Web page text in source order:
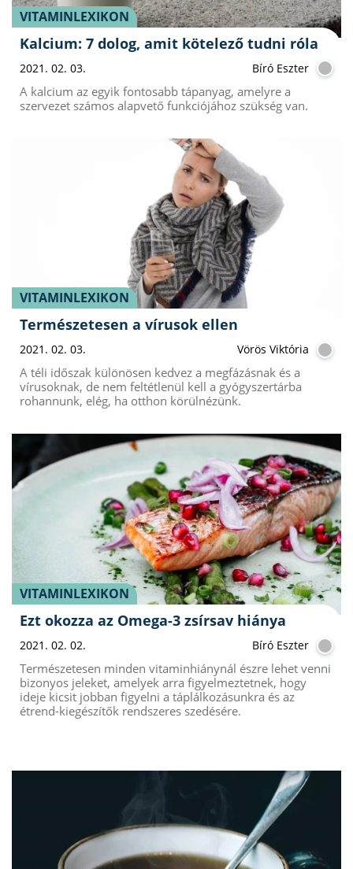
VITAMINLEXIKON
Kalcium: 7 dolog, amit kötelező tudni róla
2021. 02. 03. Bíró Eszter
A kalcium az egyik fontosabb tápanyag, amelyre a
szervezet számos alapvető funkciójához szükség van.
VITAMINLEXIKON
Természetesen a vírusok ellen
2021. 02. 03. Vörös Viktória
A téli időszak különösen kedvez a megfázásnak és a
vírusoknak, de nem feltétlenül kell a gyógyszertárba
rohannunk, elég, ha otthon körülnézünk.
VITAMINLEXIKON
Ezt okozza az Omega-3 zsírsav hiánya
2021. 02. 02. Bíró Eszter
Természetesen minden vitaminhiánynál észre lehet venni
bizonyos jeleket, amelyek arra figyelmeztetnek, hogy
ideje kicsit jobban figyelni a táplálkozásunkra és az
étrend-kiegészítők rendszeres szedésére.